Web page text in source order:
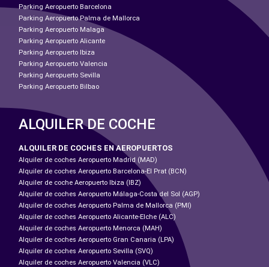
Parking Aeropuerto Barcelona
Parking Aeropuerto Palma de Mallorca
Parking Aeropuerto Malaga
Parking Aeropuerto Alicante
Parking Aeropuerto Ibiza
Parking Aeropuerto Valencia
Parking Aeropuerto Sevilla
Parking Aeropuerto Bilbao
ALQUILER DE COCHE
ALQUILER DE COCHES EN AEROPUERTOS
Alquiler de coches Aeropuerto Madrid (MAD)
Alquiler de coches Aeropuerto Barcelona-El Prat (BCN)
Alquiler de coche Aeropuerto Ibiza (IBZ)
Alquiler de coches Aeropuerto Málaga-Costa del Sol (AGP)
Alquiler de coches Aeropuerto Palma de Mallorca (PMI)
Alquiler de coches Aeropuerto Alicante-Elche (ALC)
Alquiler de coches Aeropuerto Menorca (MAH)
Alquiler de coches Aeropuerto Gran Canaria (LPA)
Alquiler de coches Aeropuerto Sevilla (SVQ)
Alquiler de coches Aeropuerto Valencia (VLC)